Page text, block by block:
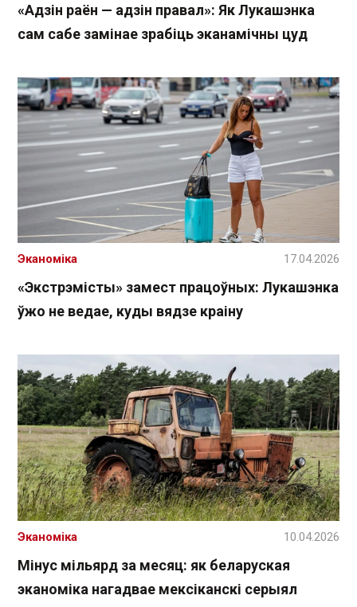
«Адзін раён — адзін правал»: Як Лукашэнка
сам сабе замінае зрабіць эканамічны цуд
«Экстрэмісты» замест працоўных: Лукашэнка
ўжо не ведае, куды вядзе краіну
Эканоміка 17.04.2026
Мінус мільярд за месяц: як беларуская
эканоміка нагадвае мексіканскі серыял
Эканоміка 10.04.2026